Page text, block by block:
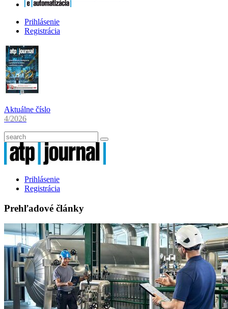
Prihlásenie
Registrácia
Aktuálne číslo
4/2026
Prihlásenie
Registrácia
Prehľadové články